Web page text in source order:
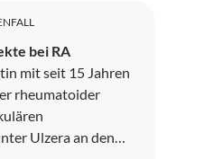
bei RA
mit seit 15 Jahren
rheumatoider
Ulzera an den